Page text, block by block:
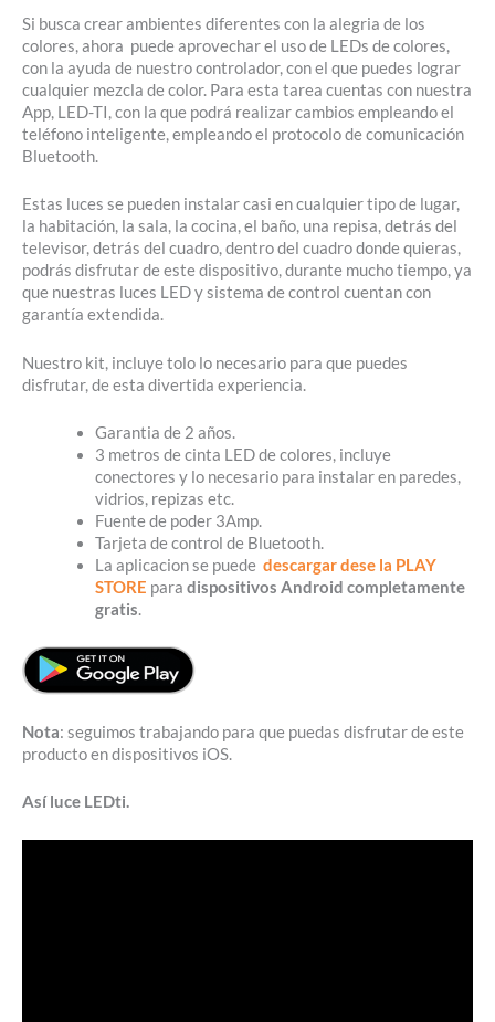
Si busca crear ambientes diferentes con la alegria de los
colores, ahora puede aprovechar el uso de LEDs de colores,
con la ayuda de nuestro controlador, con el que puedes lograr
cualquier mezcla de color. Para esta tarea cuentas con nuestra
App, LED-TI, con la que podrá realizar cambios empleando el
teléfono inteligente, empleando el protocolo de comunicación
Bluetooth.
Estas luces se pueden instalar casi en cualquier tipo de lugar,
la habitación, la sala, la cocina, el baño, una repisa, detrás del
televisor, detrás del cuadro, dentro del cuadro donde quieras,
podrás disfrutar de este dispositivo, durante mucho tiempo, ya
que nuestras luces LED y sistema de control cuentan con
garantía extendida.
Nuestro kit, incluye tolo lo necesario para que puedes
disfrutar, de esta divertida experiencia.
Garantia de 2 años.
3 metros de cinta LED de colores, incluye
conectores y lo necesario para instalar en paredes,
vidrios, repizas etc.
Fuente de poder 3Amp.
Tarjeta de control de Bluetooth.
La aplicacion se puede descargar dese la PLAY
STORE para dispositivos Android completamente
gratis.
Nota: seguimos trabajando para que puedas disfrutar de este
producto en dispositivos iOS.
Así luce LEDti.